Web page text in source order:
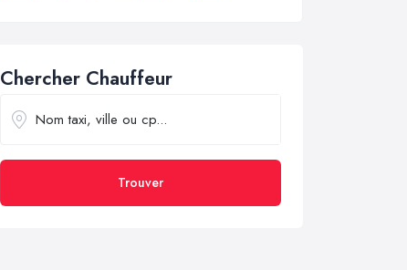
Chercher Chauffeur
Trouver